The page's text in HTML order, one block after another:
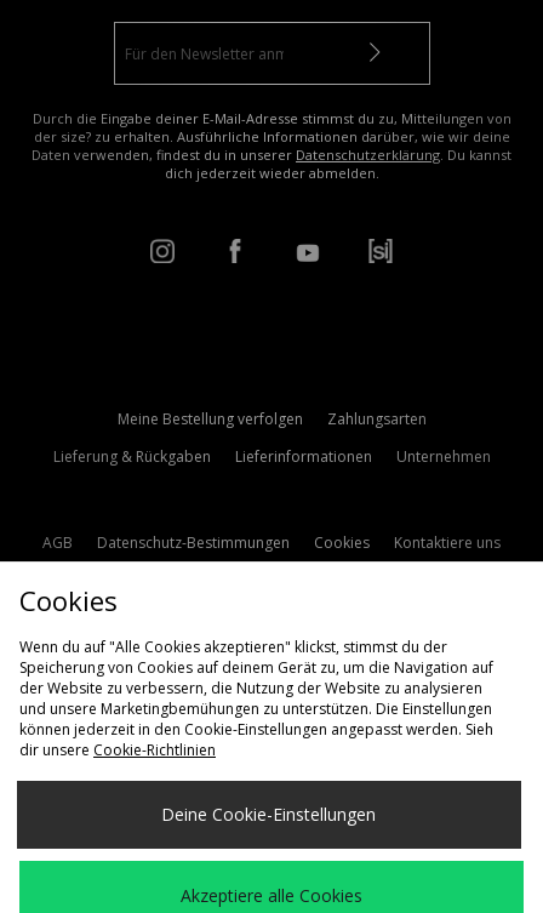
Durch die Eingabe deiner E-Mail-Adresse stimmst du zu, Mitteilungen von
der size? zu erhalten. Ausführliche Informationen darüber, wie wir deine
Daten verwenden, findest du in unserer Datenschutzerklärung. Du kannst
dich jederzeit wieder abmelden.
Meine Bestellung verfolgen
Zahlungsarten
Lieferung & Rückgaben
Lieferinformationen Unternehmen
AGB Datenschutz-Bestimmungen Cookies
Kontaktiere uns
Lieferung Nach
Deutschland
Wir akzeptieren die folgenden Zahlungsmethoden
Cookies
Wenn du auf "Alle Cookies akzeptieren" klickst, stimmst du der
Speicherung von Cookies auf deinem Gerät zu, um die Navigation auf
der Website zu verbessern, die Nutzung der Website zu analysieren
und unsere Marketingbemühungen zu unterstützen. Die Einstellungen
können jederzeit in den Cookie-Einstellungen angepasst werden. Sieh
dir unsere Cookie-Richtlinien
Deine Cookie-Einstellungen
Akzeptiere alle Cookies